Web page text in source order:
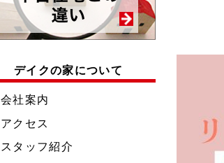
デイクの家について
会社案内
アクセス
スタッフ紹介